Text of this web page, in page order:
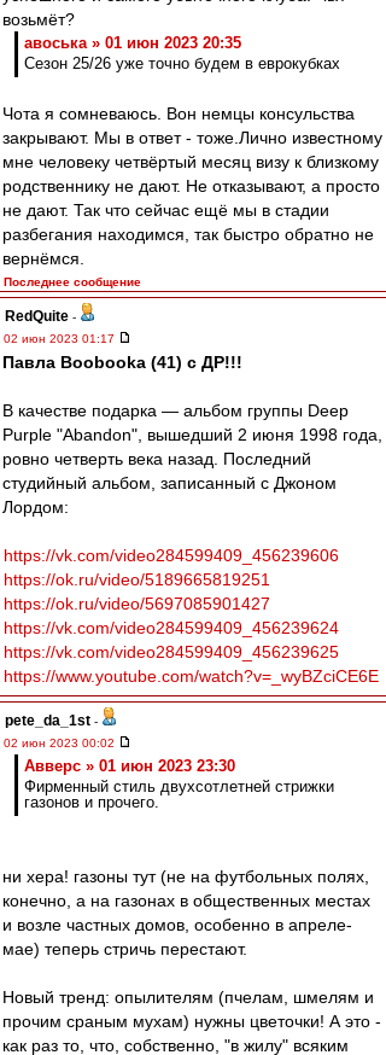
возьмёт?
авоська » 01 июн 2023 20:35
Сезон 25/26 уже точно будем в еврокубках
Чота я сомневаюсь. Вон немцы консульства
закрывают. Мы в ответ - тоже.Лично известному
мне человеку четвёртый месяц визу к близкому
родственнику не дают. Не отказывают, а просто
не дают. Так что сейчас ещё мы в стадии
разбегания находимся, так быстро обратно не
вернёмся.
Последнее сообщение
RedQuite -
02 июн 2023 01:17
Павла Boobooka (41) с ДР!!!
В качестве подарка — альбом группы Deep
Purple "Abandon", вышедший 2 июня 1998 года,
ровно четверть века назад. Последний
студийный альбом, записанный с Джоном
Лордом:
https://vk.com/video284599409_456239606
https://ok.ru/video/5189665819251
https://ok.ru/video/5697085901427
https://vk.com/video284599409_456239624
https://vk.com/video284599409_456239625
https://www.youtube.com/watch?v=_wyBZciCE6E
pete_da_1st -
02 июн 2023 00:02
Авверс » 01 июн 2023 23:30
Фирменный стиль двухсотлетней стрижки
газонов и прочего.
ни хера! газоны тут (не на футбольных полях,
конечно, а на газонах в общественных местах
и возле частных домов, особенно в апреле-
мае) теперь стричь перестают.
Новый тренд: опылителям (пчелам, шмелям и
прочим сраным мухам) нужны цветочки! А это -
как раз то, что, собственно, "в жилу" всяким